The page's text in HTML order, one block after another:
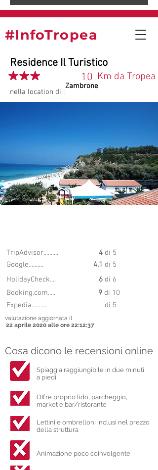
#InfoTropea
Residence Il Turistico
nella location di :
Zambrone
10 Km da Tropea
TripAdvisor.......... 4 di 5
Google..........
4.1 di 5
HolidayCheck....
6 di 6
Booking.com.....
9 di 10
Expedia..........
di 5
valutazione aggiornata il
22 aprile 2020 alle ore 22:12:37
Cosa dicono le recensioni online
Spiaggia raggiungibile in due minuti
a piedi
Offre proprio lido, parcheggio,
market e bar/ristorante
Lettini e ombrelloni inclusi nel prezzo
della struttura
Animazione poco coinvolgente